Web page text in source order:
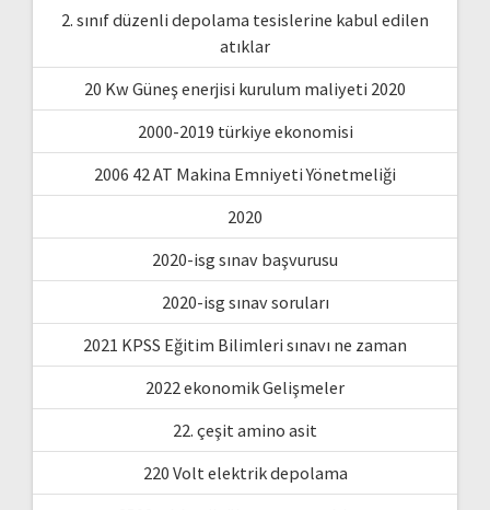
2. sınıf düzenli depolama tesislerine kabul edilen
atıklar
20 Kw Güneş enerjisi kurulum maliyeti 2020
2000-2019 türkiye ekonomisi
2006 42 AT Makina Emniyeti Yönetmeliği
2020
2020-isg sınav başvurusu
2020-isg sınav soruları
2021 KPSS Eğitim Bilimleri sınavı ne zaman
2022 ekonomik Gelişmeler
22. çeşit amino asit
220 Volt elektrik depolama